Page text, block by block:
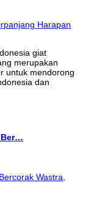
giat
merupakan
untuk mendorong
dan
Ber…